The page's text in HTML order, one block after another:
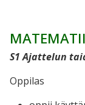
S1 Ajattelun
Oppilas